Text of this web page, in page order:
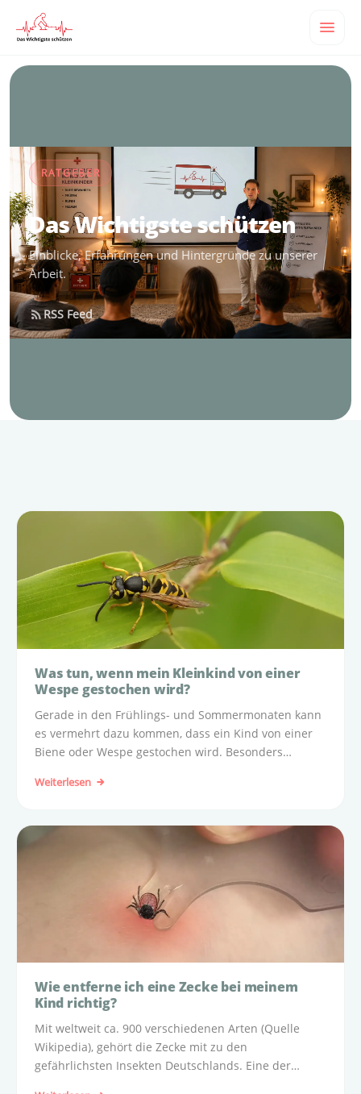
RATGEBER
Das Wichtigste schützen
Einblicke, Erfahrungen und Hintergründe zu unserer
Arbeit.
RSS Feed
Was tun, wenn mein Kleinkind von einer
Wespe gestochen wird?
Gerade in den Frühlings- und Sommermonaten kann
es vermehrt dazu kommen, dass ein Kind von einer
Biene oder Wespe gestochen wird. Besonders
Kleinkindern“, da häufig Insekten durch zuckerhaltige
Weiterlesen
Wie entferne ich eine Zecke bei meinem
Kind richtig?
Mit weltweit ca. 900 verschiedenen Arten (Quelle
Wikipedia), gehört die Zecke mit zu den
gefährlichsten Insekten Deutschlands. Eine der